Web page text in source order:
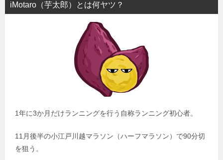
iMotaro（芋太郎）とは何ヤツ？
1年に3か月だけランニングを行う自称ランニング初心者。
11月後半の小江戸川越マラソン（ハーフマラソン）で90分切
を狙う。